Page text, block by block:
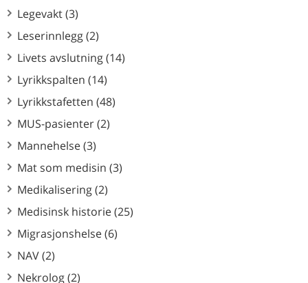
Legevakt (3)
Leserinnlegg (2)
Livets avslutning (14)
Lyrikkspalten (14)
Lyrikkstafetten (48)
MUS-pasienter (2)
Mannehelse (3)
Mat som medisin (3)
Medikalisering (2)
Medisinsk historie (25)
Migrasjonshelse (6)
NAV (2)
Nekrolog (2)